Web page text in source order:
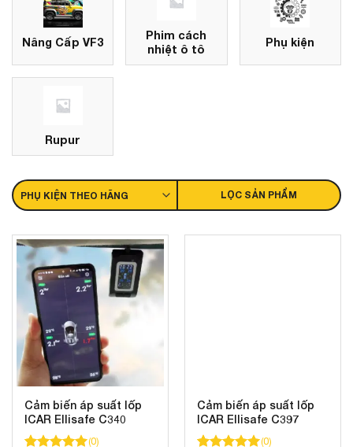
Nâng Cấp VF3
Phim cách
nhiệt ô tô
Phụ kiện
Rupur
LỌC SẢN PHẨM
Cảm biến áp suất lốp
ICAR Ellisafe C340
(0)
Cảm biến áp suất lốp
ICAR Ellisafe C397
(0)